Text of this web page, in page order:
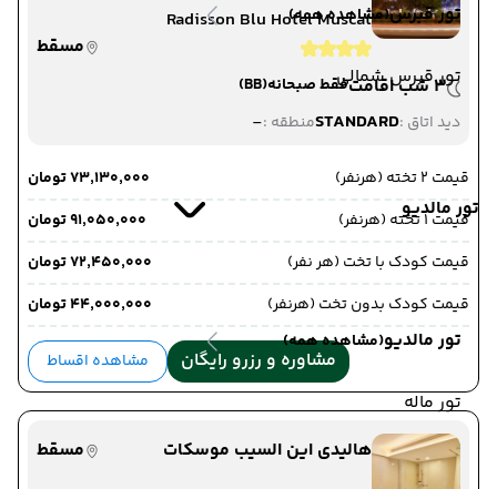
تور قبرس(مشاهده همه)
تور قبرس شمالی
تور مالدیو
تور مالدیو(مشاهده همه)
تور ماله
Radisson Blu Hotel Muscat
مسقط
3 شب اقامت
فقط صبحانه(BB)
دید اتاق :STANDARDمنطقه :-
قیمت 2 تخته (هرنفر)
۷۳٬۱۳۰٬۰۰۰ تومان
قیمت 1 تخته (هرنفر)
۹۱٬۰۵۰٬۰۰۰ تومان
قیمت کودک با تخت (هر نفر)
۷۲٬۴۵۰٬۰۰۰ تومان
قیمت کودک بدون تخت (هرنفر)
۴۴٬۰۰۰٬۰۰۰ تومان
مشاوره و رزرو رایگان مشاهده اقساط
هالیدی این السیب موسکات
مسقط